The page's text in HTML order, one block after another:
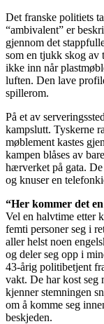
Det franske politiets
“ambivalent” er
gjennom det
som en tjukk skog av
ikke inn når
luften. Den lave
spillerom.
På et av
kampslutt. Tyskerne
møblement kastes
kampen blåses av
hærverket på gata.
og knuser en
“Her kommer det
Vel en halvtime etter
femti personer seg i
aller helst noen
og deler seg opp i
43-årig politibetjent
vakt. De har kost seg
kjenner stemningen
om å komme seg
beskjeden.